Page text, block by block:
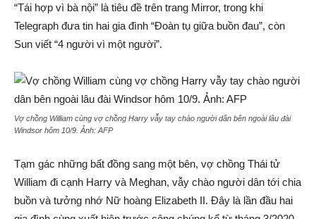
“Tái hợp vì bà nội” là tiêu đề trên trang Mirror, trong khi
Telegraph đưa tin hai gia đình “Đoàn tụ giữa buồn đau”, còn
Sun viết “4 người vì một người”.
Vợ chồng William cùng vợ chồng Harry vẫy tay chào người dân bên ngoài lâu đài
Windsor hôm 10/9. Ảnh: AFP
Tạm gác những bất đồng sang một bên, vợ chồng Thái tử
William đi cạnh Harry và Meghan, vẫy chào người dân tới chia
buồn và tưởng nhớ Nữ hoàng Elizabeth II. Đây là lần đầu hai